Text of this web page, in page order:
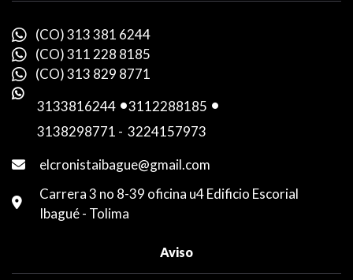
(CO) 313 381 6244
(CO) 311 228 8185
(CO) 313 829 8771
3133816244 -3112288185 -
3138298771 - 3224157973
elcronistaibague@gmail.com
Carrera 3 no 8-39 oficina u4 Edificio Escorial
Ibagué - Tolima
Aviso